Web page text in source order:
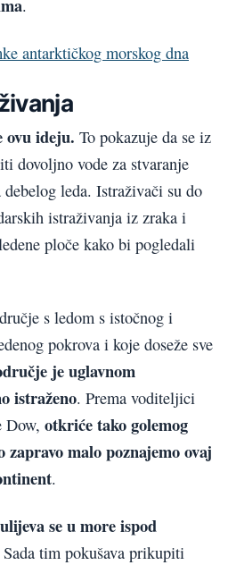
.
antarktičkog morskog dna
ovu ideju. To pokazuje da se iz
dovoljno vode za stvaranje
leda. Istraživači su do
istraživanja iz zraka i
ploče kako bi pogledali
s ledom s istočnog i
pokrova i koje doseže sve
je uglavnom
istraženo. Prema voditeljici
Dow, otkriće tako golemog
zapravo malo poznajemo ovaj
.
se u more ispod
Sada tim pokušava prikupiti